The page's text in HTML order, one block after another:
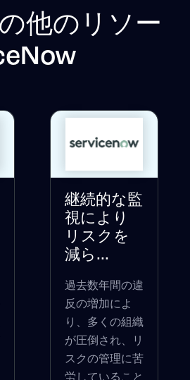
他のリソー
継続的な監
視により
リスクを
減ら...
過去数年間の違
反の増加によ
り、多くの組織
が圧倒され、リ
スクの管理に苦
労していること